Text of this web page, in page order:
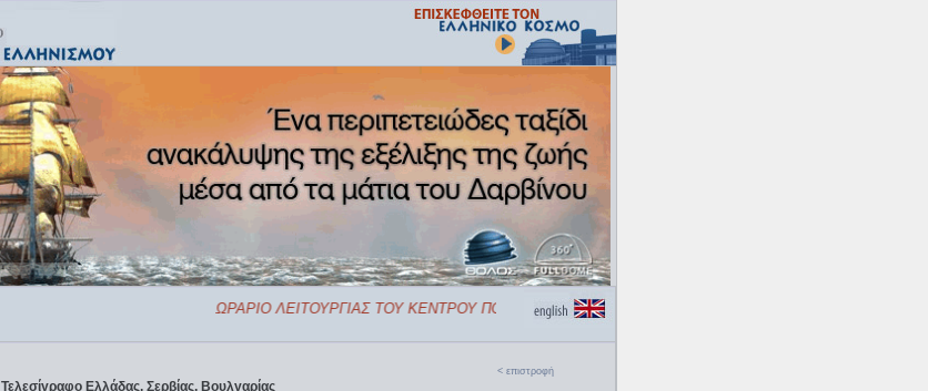
ΩΡΑΡΙΟ ΛΕΙΤΟΥΡΓΙΑΣ ΤΟΥ ΚΕΝΤΡΟΥ ΠΟΛΙΤΙΣΜΟΥ «ΕΛΛΗΝΙΚΟΣ ΚΟΣΜΟΣ»
< επιστροφή
Τελεσίγραφο Ελλάδας, Σερβίας, Βουλγαρίας